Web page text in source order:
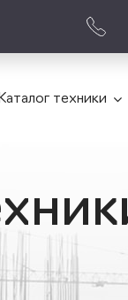
Каталог техники